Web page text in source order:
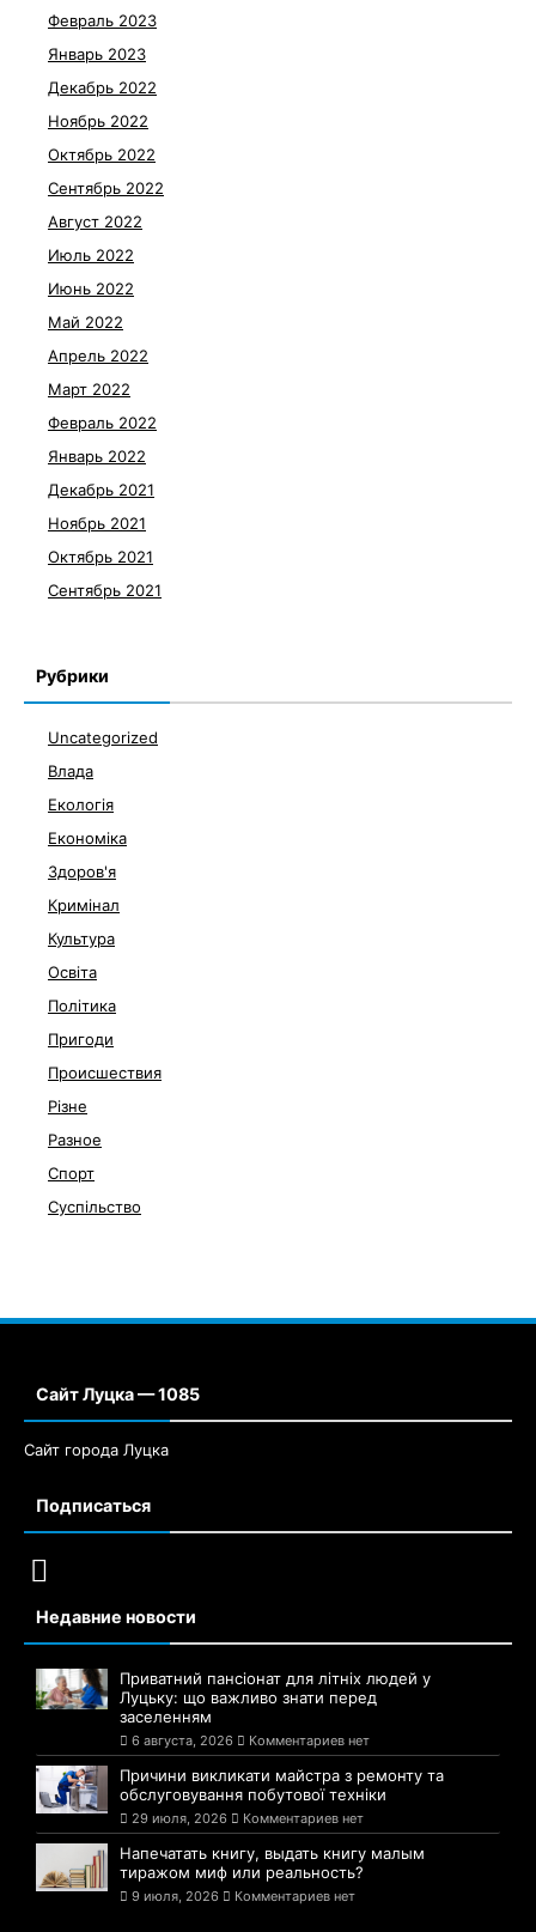
Февраль 2023
Январь 2023
Декабрь 2022
Ноябрь 2022
Октябрь 2022
Сентябрь 2022
Август 2022
Июль 2022
Июнь 2022
Май 2022
Апрель 2022
Март 2022
Февраль 2022
Январь 2022
Декабрь 2021
Ноябрь 2021
Октябрь 2021
Сентябрь 2021
Рубрики
Uncategorized
Влада
Екологія
Економіка
Здоров'я
Кримінал
Культура
Освіта
Політика
Пригоди
Происшествия
Різне
Разное
Спорт
Суспільство
Сайт Луцка — 1085
Сайт города Луцка
Подписаться
Недавние новости
Приватний пансіонат для літніх людей у
Луцьку: що важливо знати перед
заселенням
6 августа, 2026 Комментариев нет
Причини викликати майстра з ремонту та
обслуговування побутової техніки
29 июля, 2026 Комментариев нет
Напечатать книгу, выдать книгу малым
тиражом миф или реальность?
9 июля, 2026 Комментариев нет